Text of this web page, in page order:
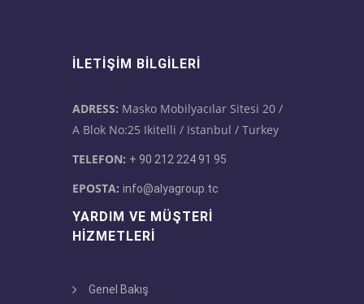
İLETIŞIM BILGILERI
ADRESS: Masko Mobilyacılar Sitesi 20 /
A Blok No:25 Ikitelli / Istanbul / Turkey
TELEFON: + 90 212 224 91 95
EPOSTA: info@alyagroup.tc
YARDIM VE MÜŞTERI
HIZMETLERI
Genel Bakış